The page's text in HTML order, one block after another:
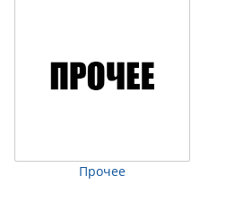
Прочее